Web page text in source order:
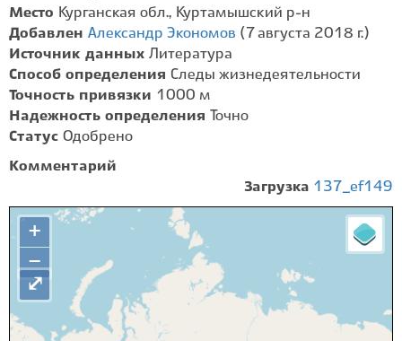
Место Курганская обл., Куртамышский р-н
Добавлен Александр Экономов (7 августа 2018 г.)
Источник данных Литература
Способ определения Следы жизнедеятельности
Точность привязки 1000 м
Надежность определения
Точно
Статус Одобрено
Комментарий
Загрузка 137_ef149
+
−
⤢